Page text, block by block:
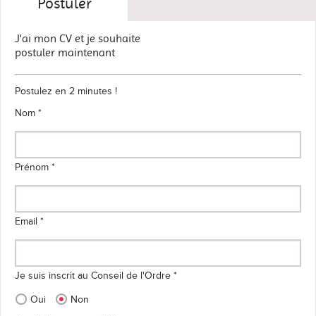
J'ai mon CV et je souhaite
postuler maintenant
Postulez en 2 minutes !
Nom *
Prénom *
Email *
Je suis inscrit au Conseil de l'Ordre *
Oui
Non